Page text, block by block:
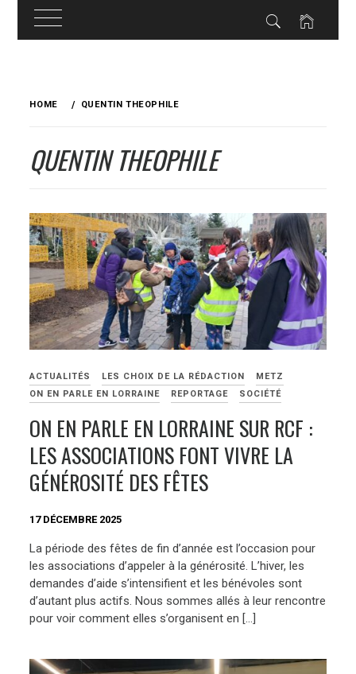
HOME QUENTIN THEOPHILE
QUENTIN THEOPHILE
ACTUALITÉS LES CHOIX DE LA RÉDACTION
METZ
ON EN PARLE EN LORRAINE
REPORTAGE SOCIÉTÉ
ON EN PARLE EN LORRAINE SUR RCF :
LES ASSOCIATIONS FONT VIVRE LA
GÉNÉROSITÉ DES FÊTES
17 DÉCEMBRE 2025
La période des fêtes de fin d’année est l’occasion pour
les associations d’appeler à la générosité. L’hiver, les
demandes d’aide s’intensifient et les bénévoles sont
d’autant plus actifs. Nous sommes allés à leur rencontre
pour voir comment elles s’organisent en […]